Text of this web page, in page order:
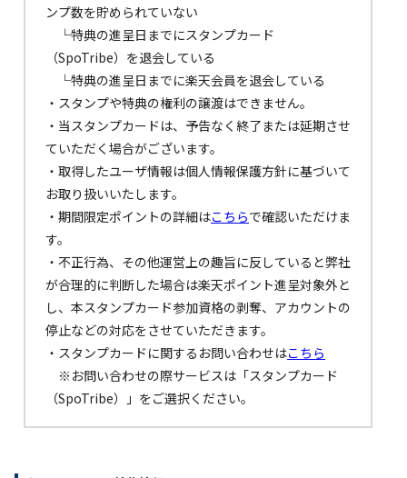
ンプ数を貯められていない
└特典の進呈日までにスタンプカード
（SpoTribe）を退会している
└特典の進呈日までに楽天会員を退会している
・スタンプや特典の権利の譲渡はできません。
・当スタンプカードは、予告なく終了または延期させ
ていただく場合がございます。
・取得したユーザ情報は個人情報保護方針に基づいて
お取り扱いいたします。
・期間限定ポイントの詳細はこちらで確認いただけま
す。
・不正行為、その他運営上の趣旨に反していると弊社
が合理的に判断した場合は楽天ポイント進呈対象外と
し、本スタンプカード参加資格の剥奪、アカウントの
停止などの対応をさせていただきます。
・スタンプカードに関するお問い合わせはこちら
※お問い合わせの際サービスは「スタンプカード
（SpoTribe）」をご選択ください。